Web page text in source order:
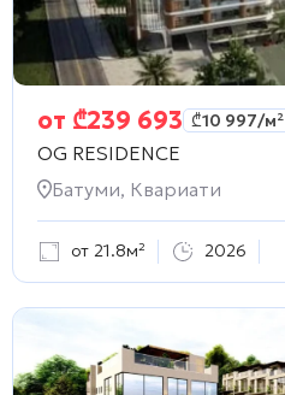
от ₾239 693 ₾10 997/м²
OG RESIDENCE
Батуми, Квариати
от 21.8м² 2026